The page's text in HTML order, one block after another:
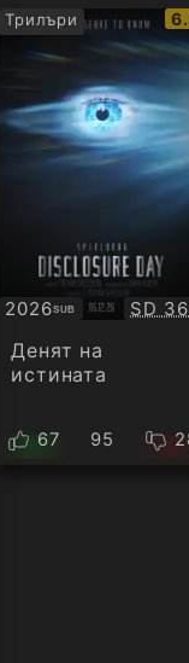
Трилъри
2026SUB
Субтитри SD
Денят на
истината
67 95